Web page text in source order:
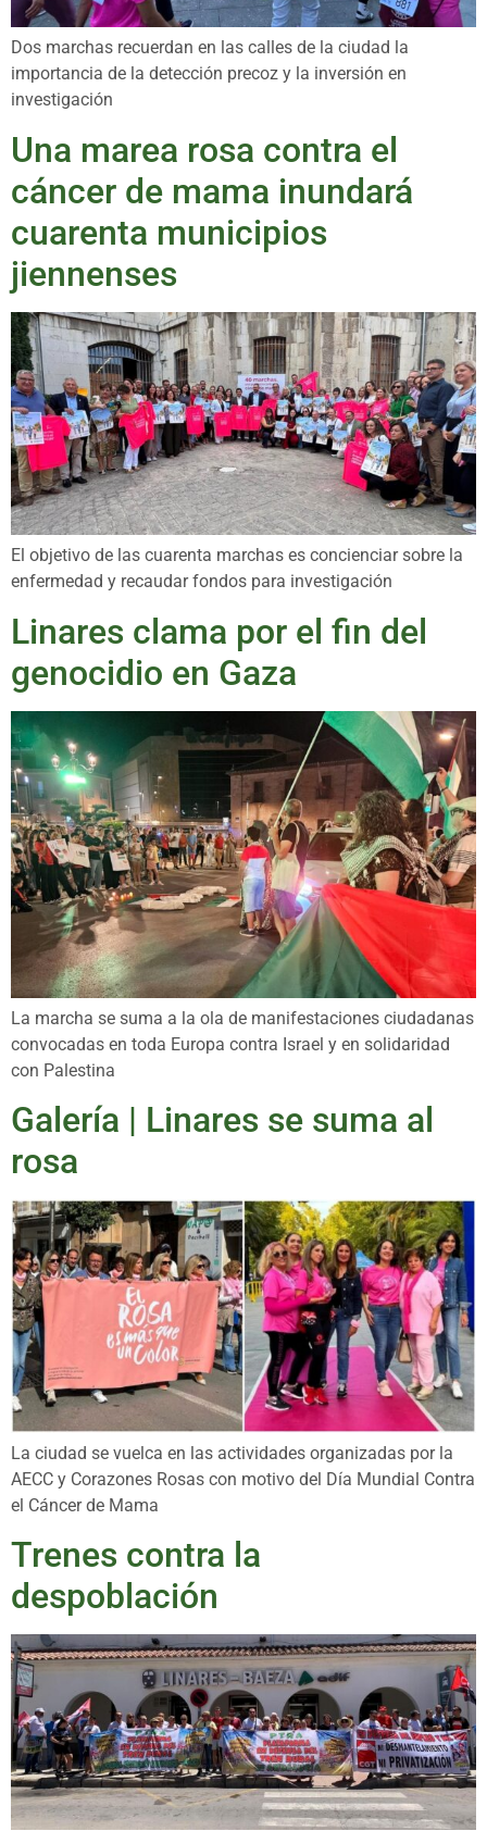
Dos marchas recuerdan en las calles de la ciudad la
importancia de la detección precoz y la inversión en
investigación
Una marea rosa contra el
cáncer de mama inundará
cuarenta municipios
jiennenses
El objetivo de las cuarenta marchas es concienciar sobre la
enfermedad y recaudar fondos para investigación
Linares clama por el fin del
genocidio en Gaza
La marcha se suma a la ola de manifestaciones ciudadanas
convocadas en toda Europa contra Israel y en solidaridad
con Palestina
Galería | Linares se suma al
rosa
La ciudad se vuelca en las actividades organizadas por la
AECC y Corazones Rosas con motivo del Día Mundial Contra
el Cáncer de Mama
Trenes contra la
despoblación